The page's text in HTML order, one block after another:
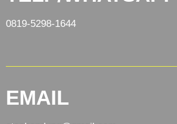
0819-5298-1644
EMAIL